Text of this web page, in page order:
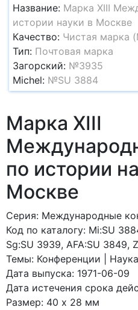
Название: Марка ХIII
истории науки в Москве
Качество: Чистая марка
Тип: Почтовая марка
Загорский: №3935
Michel: №SU 3884
Марка ХIII
по истории
Москве
Серия: Международные
Код по каталогy: Mi:SU
Sg:SU 3939, AFA:SU 3849,
Темы: Конференции |
Дата выпуска: 1971-06-09
Дата истечения срока
Размер: 40 x 28 мм